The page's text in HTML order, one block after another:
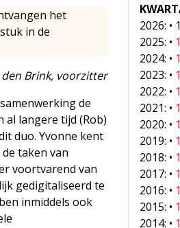
het
in de
Brink, voorzitter
de
al langere tijd (Rob)
duo. Yvonne kent
taken van
voortvarend van
gedigitaliseerd te
inmiddels ook
2026: •
2025: •
2024: •
2023: •
2022: •
2021: •
2020: •
2019: •
2018: •
2017: •
2016: •
2015: •
2014: •